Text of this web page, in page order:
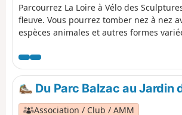
Parcourrez La Loire à Vélo des
fleuve. Vous pourrez tomber nez à nez
espèces animales et autres formes
monumentales (et quelques fresques
accompagne votre balade sur environ
invite à des moments de contemplation
à votre imaginaire et votre
Du Parc Balzac au Jardin
Association / Club / AMM